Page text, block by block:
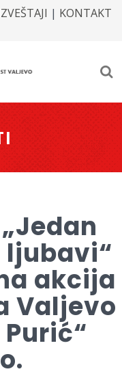
| KONTAKT
„Jedan
akcija
Valjevo
Purić“